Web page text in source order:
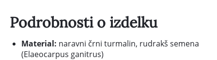
Podrobnosti o izdelku
Material: naravni črni turmalin, rudrakš semena
(Elaeocarpus ganitrus)